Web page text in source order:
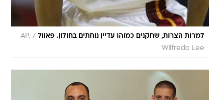
למרות הצרות, שחקנים כמוהו עדיין נוחתים בחולון. פאוול /
AP,
Wilfredo Lee